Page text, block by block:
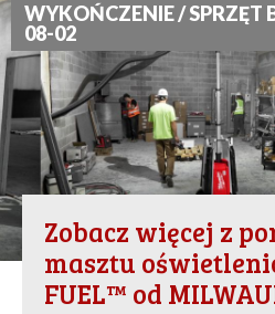
WYKOŃCZENIE / SPRZĘT
08-02
Zobacz więcej z
masztu
FUEL™ od